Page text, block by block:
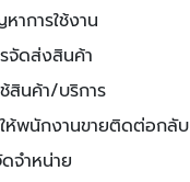
าการใช้งาน
จัดส่งสินค้า
สินค้า/บริการ
ห้พนักงานขายติดต่อกลับ
จำหน่าย